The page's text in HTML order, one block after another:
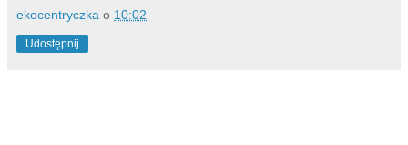
ekocentryczka o 10:02
Udostępnij